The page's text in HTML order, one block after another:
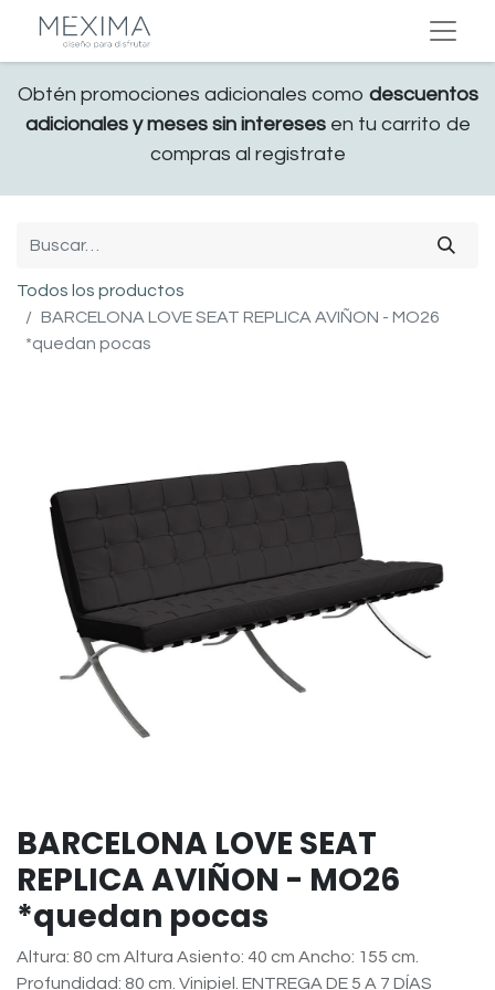
Obtén promociones adicionales como descuentos
adicionales y meses sin interesesen tu carrito de
compras al registrate
Todos los productos
BARCELONA LOVE SEAT REPLICA AVIÑON - MO26
*quedan pocas
BARCELONA LOVE SEAT
REPLICA AVIÑON - MO26
*quedan pocas
Altura: 80 cm Altura Asiento: 40 cm Ancho: 155 cm.
Profundidad: 80 cm. Vinipiel. ENTREGA DE 5 A 7 DÍAS